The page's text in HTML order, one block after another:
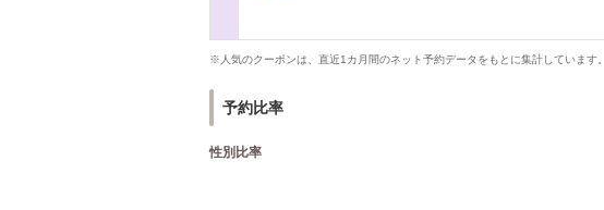
※人気のクーポンは、直近1カ月間のネット予約データをもとに集計しています。
予約比率
性別比率